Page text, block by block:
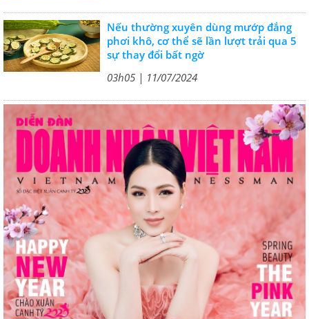
Nếu thường xuyên dùng mướp đắng
phơi khô, cơ thể sẽ lần lượt trải qua 5
sự thay đổi bất ngờ
03h05 | 11/07/2024